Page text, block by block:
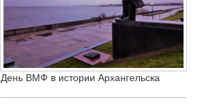
День ВМФ в истории Архангельска